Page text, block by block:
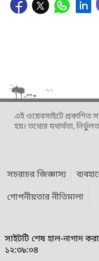
এই ওয়েবসাইটে প্রকাশিত
হয়। তথ্যের যথার্থতা,
সচরাচর জিজ্ঞাস্য
গোপনীয়তার নীতিমালা
সাইটটি শেষ হাল-নাগাদ
১২:৩৯:০৪